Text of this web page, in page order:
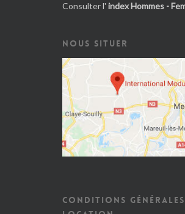
Consulter l' index Hommes -
NOUS SITUER
CONDITIONS